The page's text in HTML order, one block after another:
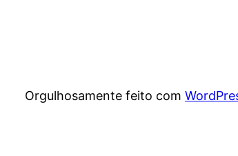
Orgulhosamente feito com